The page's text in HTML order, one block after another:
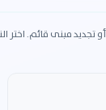
مبنى قائم. اختر